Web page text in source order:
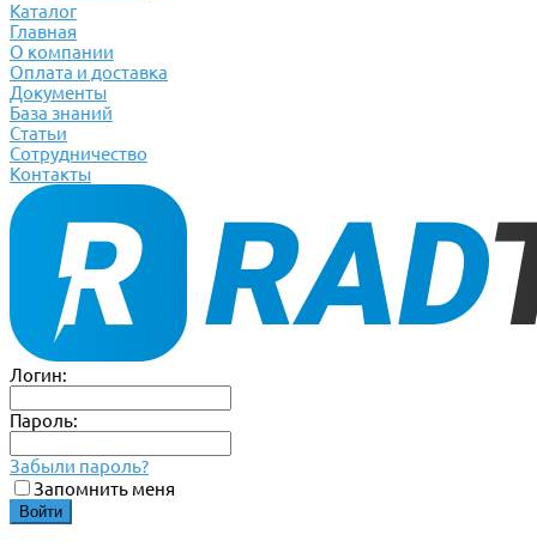
Каталог
Главная
О компании
Оплата и доставка
Документы
База знаний
Статьи
Сотрудничество
Контакты
Логин:
Пароль:
Забыли пароль?
Запомнить меня